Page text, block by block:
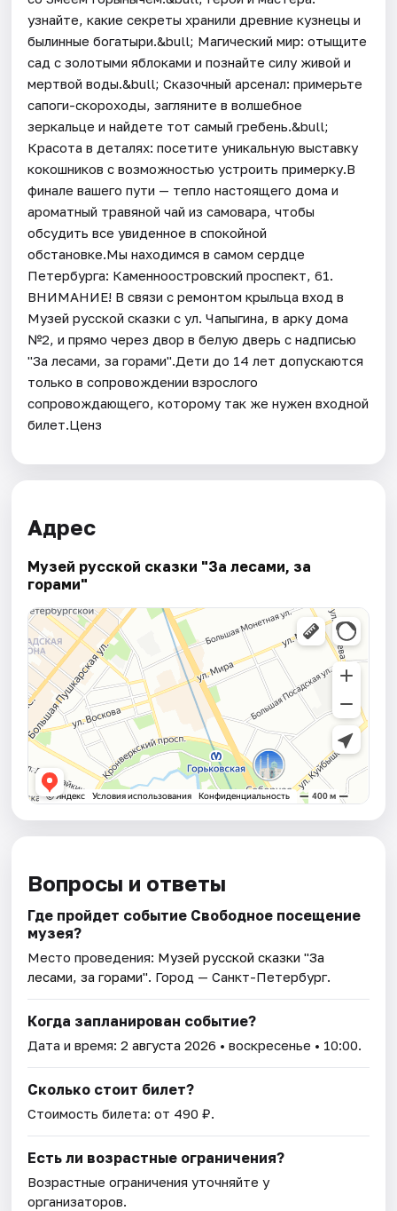
узнайте, какие секреты хранили древние кузнецы и
былинные богатыри.&bull; Магический мир: отыщите
сад с золотыми яблоками и познайте силу живой и
мертвой воды.&bull; Сказочный арсенал: примерьте
сапоги-скороходы, загляните в волшебное
зеркальце и найдете тот самый гребень.&bull;
Красота в деталях: посетите уникальную выставку
кокошников с возможностью устроить примерку.В
финале вашего пути — тепло настоящего дома и
ароматный травяной чай из самовара, чтобы
обсудить все увиденное в спокойной
обстановке.Мы находимся в самом сердце
Петербурга: Каменноостровский проспект, 61.
ВНИМАНИЕ! В связи с ремонтом крыльца вход в
Музей русской сказки с ул. Чапыгина, в арку дома
№2, и прямо через двор в белую дверь с надписью
"За лесами, за горами".Дети до 14 лет допускаются
только в сопровождении взрослого
сопровождающего, которому так же нужен входной
билет.Ценз
Адрес
Музей русской сказки "За лесами, за
горами"
Вопросы и ответы
Где пройдет событие Свободное посещение
музея?
Место проведения: Музей русской сказки "За
лесами, за горами". Город — Санкт-Петербург.
Когда запланирован событие?
Дата и время:2 августа 2026 • воскресенье • 10:00.
Сколько стоит билет?
Стоимость билета: от 490 ₽.
Есть ли возрастные ограничения?
Возрастные ограничения уточняйте у
организаторов.